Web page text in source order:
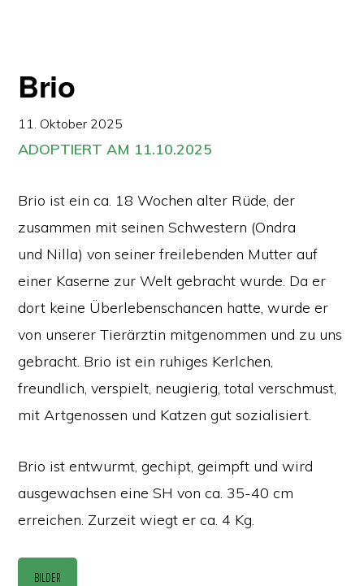
Brio
11. Oktober 2025
ADOPTIERT AM 11.10.2025
Brio ist ein ca. 18 Wochen alter Rüde, der
zusammen mit seinen Schwestern (Ondra
und Nilla) von seiner freilebenden Mutter auf
einer Kaserne zur Welt gebracht wurde. Da er
dort keine Überlebenschancen hatte, wurde er
von unserer Tierärztin mitgenommen und zu uns
gebracht. Brio ist ein ruhiges Kerlchen,
freundlich, verspielt, neugierig, total verschmust,
mit Artgenossen und Katzen gut sozialisiert.
Brio ist entwurmt, gechipt, geimpft und wird
ausgewachsen eine SH von ca. 35-40 cm
erreichen. Zurzeit wiegt er ca. 4 Kg.
BILDER